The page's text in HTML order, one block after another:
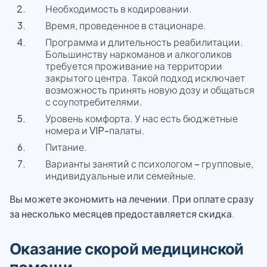
Необходимость в кодировании.
Время, проведенное в стационаре.
Программа и длительность реабилитации.
Большинству наркоманов и алкоголиков
требуется проживание на территории
закрытого центра. Такой подход исключает
возможность принять новую дозу и общаться
с соупотребителями.
Уровень комфорта. У нас есть бюджетные
номера и VIP-палаты.
Питание.
Варианты занятий с психологом – групповые,
индивидуальные или семейные.
Вы можете экономить на лечении. При оплате сразу
за несколько месяцев предоставляется скидка.
Оказание скорой медицинской